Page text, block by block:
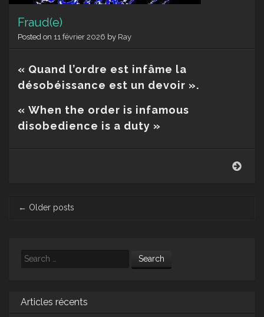
Fraud(e)
Posted on 11 février 2026 by Ray
« Quand l’ordre est infâme la
désobéissance est un devoir ».
« When the order is infamous
disobedience is a duty »
← Older posts
Search
Articles récents